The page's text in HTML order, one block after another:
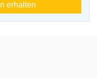
erhalten